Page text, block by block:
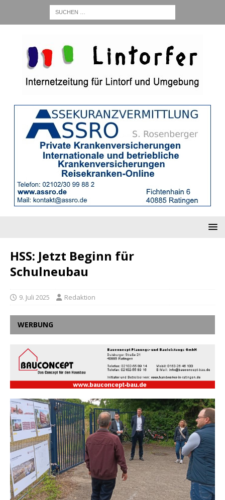
HSS: Jetzt Beginn für
Schulneubau
9. Juli 2025 Redaktion
WERBUNG